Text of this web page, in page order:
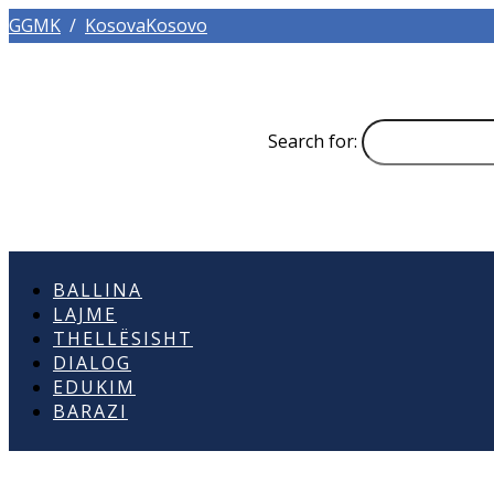
GGMK / KosovaKosovo
Search for:
BALLINA
LAJME
THELLËSISHT
DIALOG
EDUKIM
BARAZI